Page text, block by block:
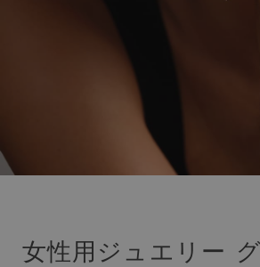
女性用ジュエリー